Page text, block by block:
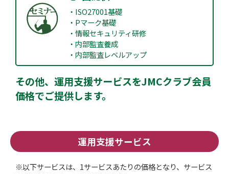
・ISO27001基礎
・Pマーク基礎
・情報セキュリティ研修
・内部監査養成
・内部監査レベルアップ
その他、運用支援サービスをJMCクラブ会員
価格でご提供します。
運用支援サービス
※以下サービスは、1サービスあたりの価格となり、サービス